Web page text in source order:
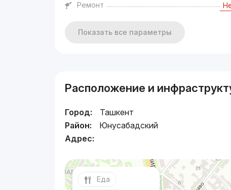
Ремонт
Показать все параметры
Расположение и
Город:
Ташкент
Район:
Юнусабадский
Адрес:
Еда